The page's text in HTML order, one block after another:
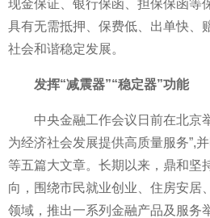
现金保证、银行保函、担保保函等
具有无需抵押、保费低、出单快、
社会和谐稳定发展。
发挥“减震器”“稳定器”功能
中央金融工作会议日前在北京
为经济社会发展提供高质量服务”,
等五篇大文章。长期以来，鼎和坚
向，围绕市民就业创业、住房安居
领域，推出一系列金融产品及服务